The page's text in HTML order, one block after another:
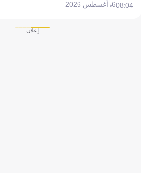
08:046 أغسطس 2026
إعلان